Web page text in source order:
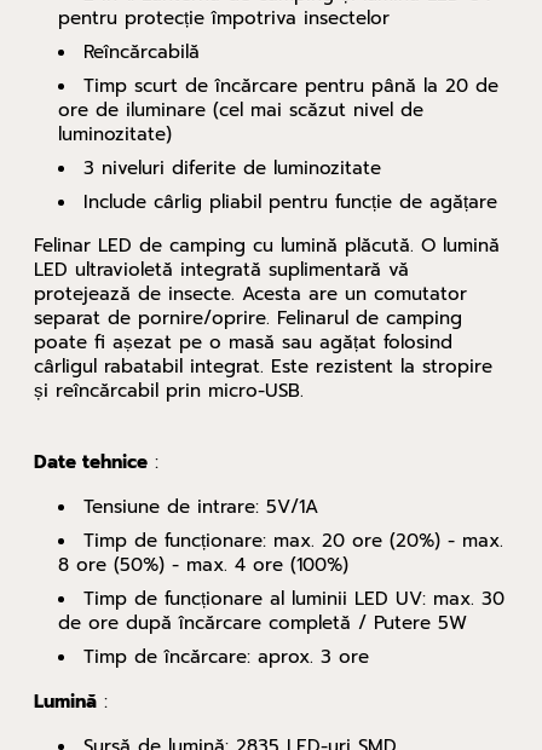
pentru protecție împotriva insectelor
Reîncărcabilă
Timp scurt de încărcare pentru până la 20 de
ore de iluminare (cel mai scăzut nivel de
luminozitate)
3 niveluri diferite de luminozitate
Include cârlig pliabil pentru funcție de agățare
Felinar LED de camping cu lumină plăcută. O lumină
LED ultravioletă integrată suplimentară vă
protejează de insecte. Acesta are un comutator
separat de pornire/oprire. Felinarul de camping
poate fi așezat pe o masă sau agățat folosind
cârligul rabatabil integrat. Este rezistent la stropire
și reîncărcabil prin micro-USB.
Date tehnice :
Tensiune de intrare: 5V/1A
Timp de funcționare: max. 20 ore (20%) - max.
8 ore (50%) - max. 4 ore (100%)
Timp de funcționare al luminii LED UV: max. 30
de ore după încărcare completă / Putere 5W
Timp de încărcare: aprox. 3 ore
Lumină :